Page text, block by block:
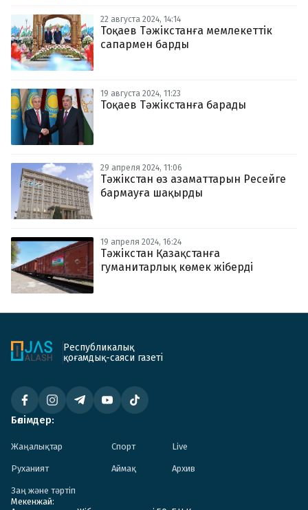
22 августа 2024, 14:14
Тоқаев Тәжікстанға мемлекеттік
сапармен барды
19 августа 2024, 11:23
Тоқаев Тәжікстанға барады
29 апреля 2024, 11:06
Тәжікстан өз азаматтарын Ресейге
бармауға шақырды
19 апреля 2024, 16:24
Тәжікстан Қазақстанға
гуманитарлық көмек жіберді
Республикалық
қоғамдық-саяси газеті
Бөлімдер:
Жаңалықтар Спорт Live
Руханият Аймақ Архив
Заң және тәртіп
Мекенжай: